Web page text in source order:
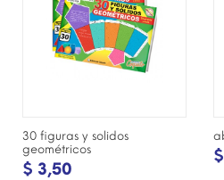
30 figuras y solidos
geométricos
$ 3,50